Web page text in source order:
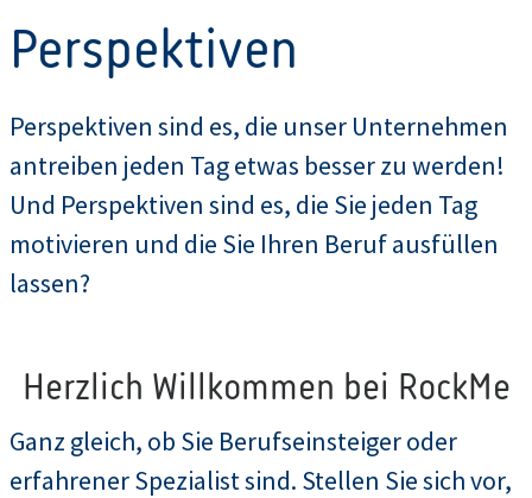
Perspektiven
Perspektiven sind es, die unser Unternehmen
antreiben jeden Tag etwas besser zu werden!
Und Perspektiven sind es, die Sie jeden Tag
motivieren und die Sie Ihren Beruf ausfüllen
lassen?
Herzlich Willkommen bei RockMe
Ganz gleich, ob Sie Berufseinsteiger oder
erfahrener Spezialist sind. Stellen Sie sich vor,